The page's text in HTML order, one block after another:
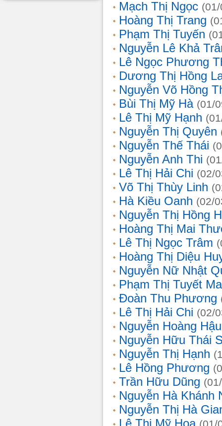
Mạch Thị Ngọc
Hoàng Thị Trang
Phạm Thị Tuyến
Nguyễn Lê Khả
Lê Ngọc Phương
Dương Thị Hồng
Nguyễn Võ Hồng
Bùi Thị Mỹ Hà (01/
Lê Thị Mỹ Hạnh
Nguyễn Thị Quyên
Nguyễn Thế Thái
Nguyễn Anh Thi
Lê Thị Hải Chi (02/
Võ Thị Thùy Linh
Hà Kiều Oanh (02/
Nguyễn Thị Hồng
Hoàng Thị Mai
Lê Thị Ngọc Trâm
Hoàng Thị Diệu
Nguyễn Nữ Nhật
Phạm Thị Tuyết
Đoàn Thu Phương
Lê Thị Hải Chi (02/
Nguyễn Hoàng Hậu
Nguyễn Hữu Thái
Nguyễn Thị Hạnh
Lê Hồng Phương
Trần Hữu Dũng
Nguyễn Hà Khánh
Nguyễn Thị Hà
Lê Thị Mỹ Hoa